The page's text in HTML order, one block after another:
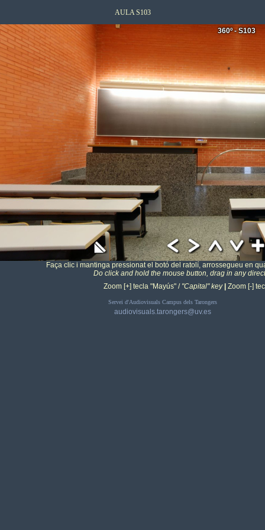
AULA S103
360º - S103
Faça clic i mantinga pressionat el botó del ratolí, arrossegueu en
Do click and hold the mouse button, drag in any
Zoom [+] tecla "Mayús" / "Capital" key Zoom [-]
Servei d'Audiovisuals Campus dels Tarongers
audiovisuals.tarongers@uv.es